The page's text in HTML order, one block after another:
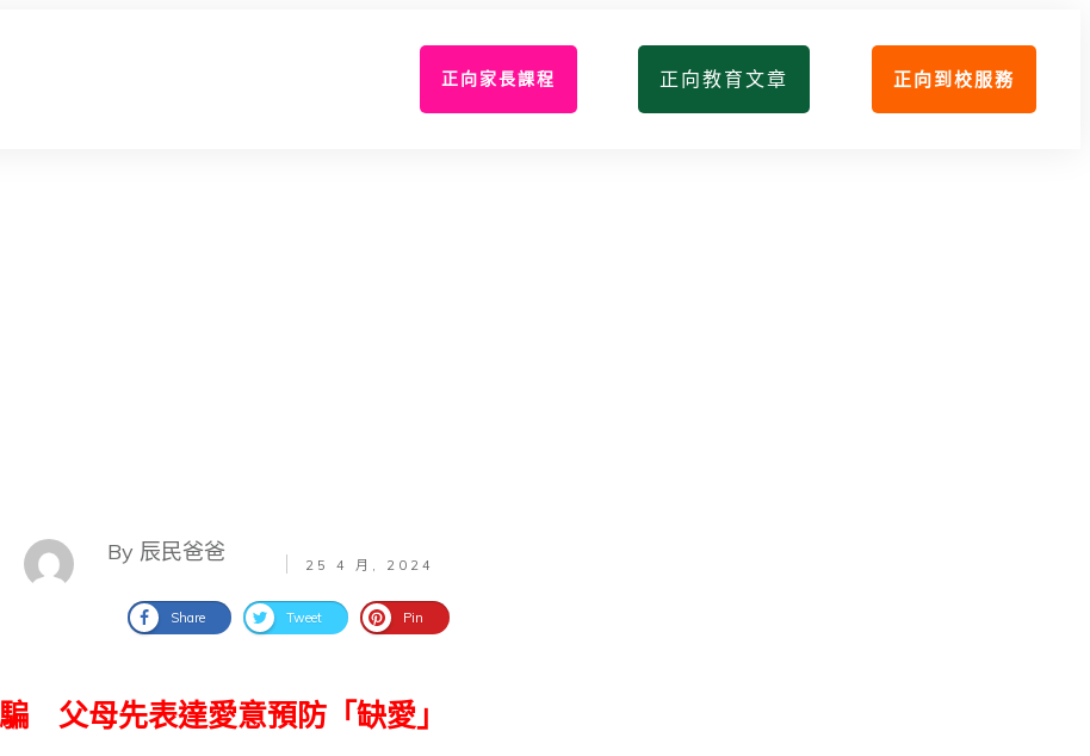
正向家長課程 正向教育文章 正向到校服務
By 辰民爸爸 25 4 月, 2024
Share Tweet Pin
父母先表達愛意預防「缺愛」